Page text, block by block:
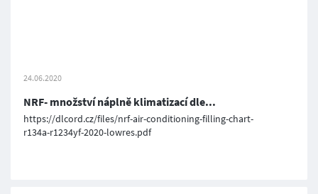
24.06.2020
NRF- množství náplně klimatizací dle...
https://dlcord.cz/files/nrf-air-conditioning-filling-chart-
r134a-r1234yf-2020-lowres.pdf